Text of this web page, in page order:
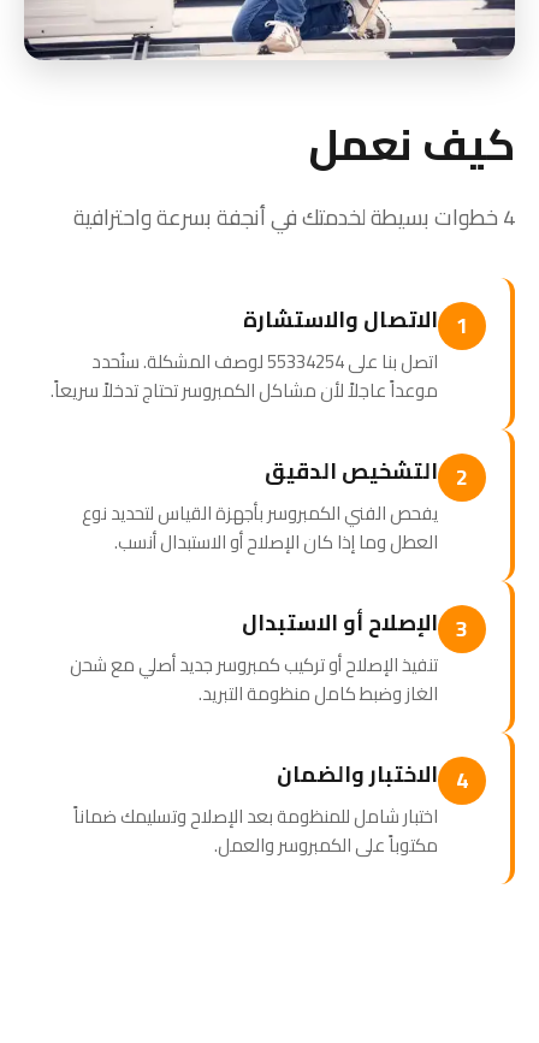
كيف نعمل
4 خطوات بسيطة لخدمتك في أنجفة بسرعة واحترافية
1 الاتصال والاستشارة
اتصل بنا على 55334254 لوصف المشكلة. سنُحدد
موعداً عاجلاً لأن مشاكل الكمبروسر تحتاج تدخلاً سريعاً.
2 التشخيص الدقيق
يفحص الفني الكمبروسر بأجهزة القياس لتحديد نوع
العطل وما إذا كان الإصلاح أو الاستبدال أنسب.
3 الإصلاح أو الاستبدال
تنفيذ الإصلاح أو تركيب كمبروسر جديد أصلي مع شحن
الغاز وضبط كامل منظومة التبريد.
4 الاختبار والضمان
اختبار شامل للمنظومة بعد الإصلاح وتسليمك ضماناً
مكتوباً على الكمبروسر والعمل.